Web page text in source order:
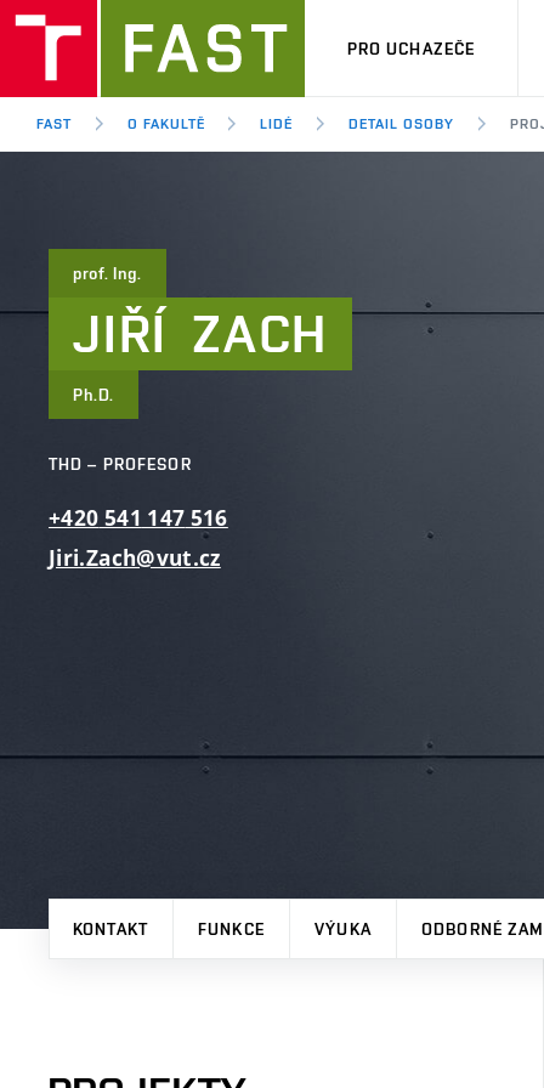
PRO UCHAZEČE
FAST O FAKULTĚ LIDÉ DETAIL OSOBY
prof. Ing.
JIŘÍ ZACH
Ph.D.
THD – PROFESOR
+420 541 147 516
Jiri.Zach@vut.cz
KONTAKT FUNKCE VÝUKA ODBORNÉ